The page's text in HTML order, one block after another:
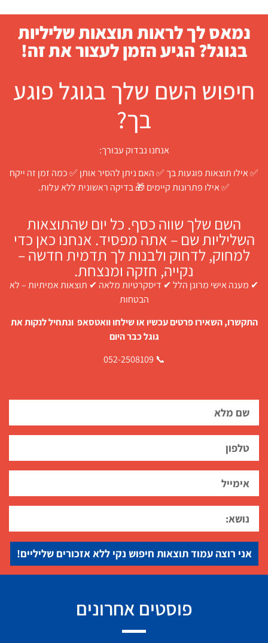
נמאס לך לראות תוצאות שליליות
בגוגל? הגיע הזמן לעצור את זה!
חיפוש השם שלך בגוגל פוגע
בך?
אנחנו נבדוק עבורך:
✅ אילו תוצאות פוגעות בך ✅ האם ניתן להסיר אותן ✅ כמה זמן זה ייקח
✅ אילו פתרונות קיימים 🎁 בדיקה ראשונית ללא עלות.
השם שלך שווה כסף. כל יום שהתוצאות
השליליות שם – אתה מפסיד. אנחנו כאן כדי
למחוק, לדחוק ולבנות לך תדמית חדשה –
נקייה, חזקה ומנצחת.
✔ מענה אישי מרונן הלל ✔ דיסקרטיות מלאה ✔ תוצאות אמיתיות – לא
הבטחות
התקשרו, השאירו פרטים עכשיו או שילחו וואטסאפ ונתחיל לנקות את
גוגל כבר היום
📞 052-2508109
אני רוצה עמוד תוצאות חיפוש נקי ללא אזכורים שליליים!
פוסטים אחרונים